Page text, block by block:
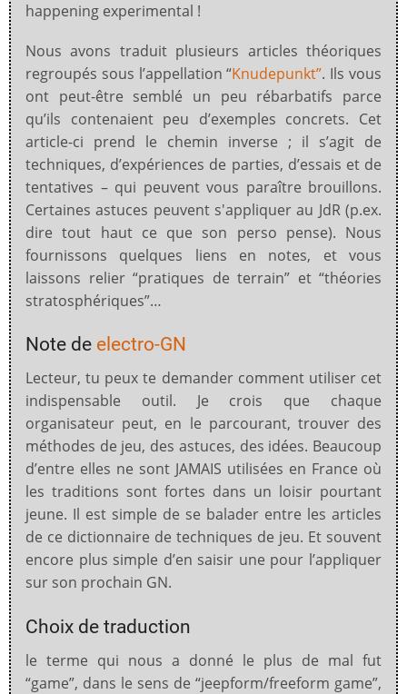
happening experimental !
Nous avons traduit plusieurs articles théoriques
regroupés sous l’appellation “Knudepunkt”. Ils vous
ont peut-être semblé un peu rébarbatifs parce
qu’ils contenaient peu d’exemples concrets. Cet
article-ci prend le chemin inverse ; il s’agit de
techniques, d’expériences de parties, d’essais et de
tentatives – qui peuvent vous paraître brouillons.
Certaines astuces peuvent s'appliquer au JdR (p.ex.
dire tout haut ce que son perso pense). Nous
fournissons quelques liens en notes, et vous
laissons relier “pratiques de terrain” et “théories
stratosphériques”…
Note de electro-GN
Lecteur, tu peux te demander comment utiliser cet
indispensable outil. Je crois que chaque
organisateur peut, en le parcourant, trouver des
méthodes de jeu, des astuces, des idées. Beaucoup
d’entre elles ne sont JAMAIS utilisées en France où
les traditions sont fortes dans un loisir pourtant
jeune. Il est simple de se balader entre les articles
de ce dictionnaire de techniques de jeu. Et souvent
encore plus simple d’en saisir une pour l’appliquer
sur son prochain GN.
Choix de traduction
le terme qui nous a donné le plus de mal fut
“game”, dans le sens de “jeepform/freeform game”,